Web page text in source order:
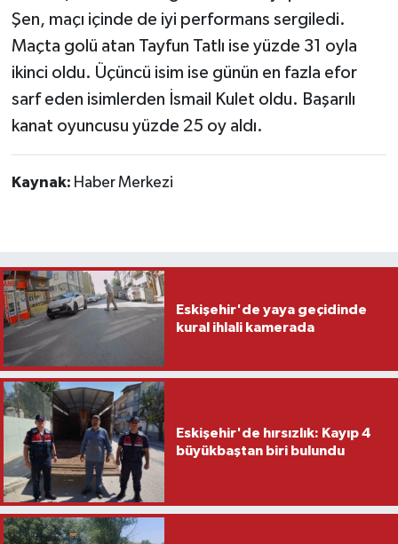
Şen, maçı içinde de iyi performans sergiledi.
Maçta golü atan Tayfun Tatlı ise yüzde 31 oyla
ikinci oldu. Üçüncü isim ise günün en fazla efor
sarf eden isimlerden İsmail Kulet oldu. Başarılı
kanat oyuncusu yüzde 25 oy aldı.
Kaynak: Haber Merkezi
Eskişehir'de yaya geçidinde
kural ihlali kamerada
Eskişehir'de hırsızlık: Kayıp 4
büyükbaştan biri bulundu